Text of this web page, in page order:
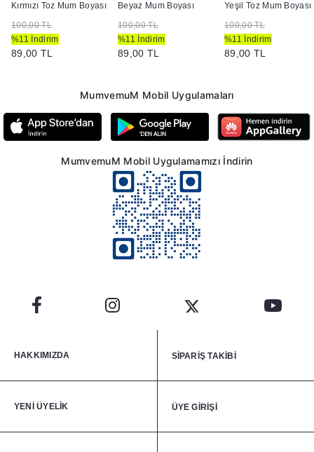
Kırmızı Toz Mum Boyası
100,00 TL
%11 İndirim
89,00 TL
Beyaz Mum Boyası
100,00 TL
%11 İndirim
89,00 TL
Yeşil Toz Mum Boyası
100,00 TL
%11 İndirim
89,00 TL
MumvemuM Mobil Uygulamaları
MumvemuM Mobil Uygulamamızı İndirin
HAKKIMIZDA SİPARİŞ TAKİBİ
YENİ ÜYELİK ÜYE GİRİŞİ